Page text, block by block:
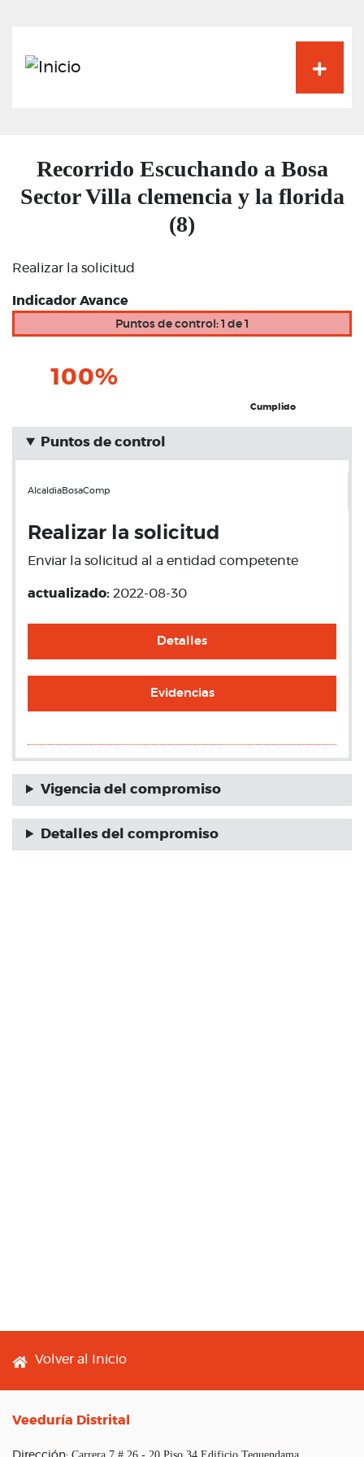
Recorrido Escuchando a Bosa
Sector Villa clemencia y la florida
(8)
Realizar la solicitud
Indicador Avance
Puntos de control: 1 de 1
100%
Cumplido
Puntos de control
AlcaldiaBosaComp
Realizar la solicitud
Enviar la solicitud al a entidad competente
actualizado: 2022-08-30
Detalles
Evidencias
Vigencia del compromiso
Detalles del compromiso
Footer menu
Volver al Inicio
Veeduría Distrital